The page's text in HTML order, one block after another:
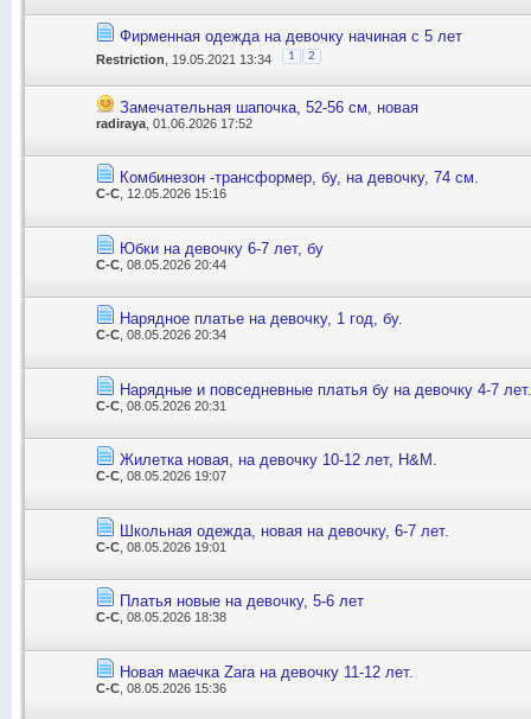
Фирменная одежда на девочку начиная с 5 лет
Restriction , 19.05.2021 13:34 1 2
Замечательная шапочка, 52-56 см, новая
radiraya , 01.06.2026 17:52
Комбинезон -трансформер, бу, на девочку, 74 см.
С-С , 12.05.2026 15:16
Юбки на девочку 6-7 лет, бу
С-С , 08.05.2026 20:44
Нарядное платье на девочку, 1 год, бу.
С-С , 08.05.2026 20:34
Нарядные и повседневные платья бу на девочку 4-7 лет.
С-С , 08.05.2026 20:31
Жилетка новая, на девочку 10-12 лет, Н&М.
С-С , 08.05.2026 19:07
Школьная одежда, новая на девочку, 6-7 лет.
С-С , 08.05.2026 19:01
Платья новые на девочку, 5-6 лет
С-С , 08.05.2026 18:38
Новая маечка Zara на девочку 11-12 лет.
С-С , 08.05.2026 15:36